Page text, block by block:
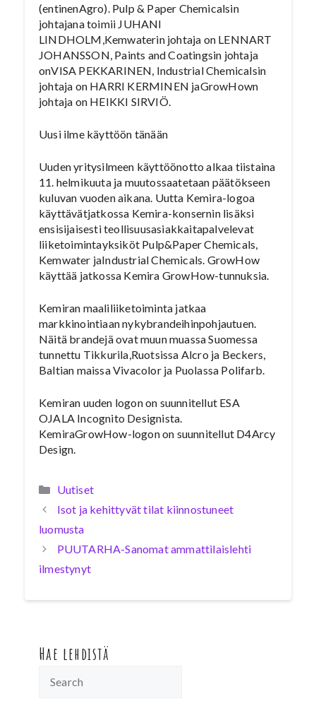
(entinenAgro). Pulp & Paper Chemicalsin
johtajana toimii JUHANI
LINDHOLM,Kemwaterin johtaja on LENNART
JOHANSSON, Paints and Coatingsin johtaja
onVISA PEKKARINEN, Industrial Chemicalsin
johtaja on HARRI KERMINEN jaGrowHown
johtaja on HEIKKI SIRVIÖ.
Uusi ilme käyttöön tänään
Uuden yritysilmeen käyttöönotto alkaa tiistaina
11. helmikuuta ja muutossaatetaan päätökseen
kuluvan vuoden aikana. Uutta Kemira-logoa
käyttävätjatkossa Kemira-konsernin lisäksi
ensisijaisesti teollisuusasiakkaitapalvelevat
liiketoimintayksiköt Pulp&Paper Chemicals,
Kemwater jaIndustrial Chemicals. GrowHow
käyttää jatkossa Kemira GrowHow-tunnuksia.
Kemiran maaliliiketoiminta jatkaa
markkinointiaan nykybrandeihinpohjautuen.
Näitä brandejä ovat muun muassa Suomessa
tunnettu Tikkurila,Ruotsissa Alcro ja Beckers,
Baltian maissa Vivacolor ja Puolassa Polifarb.
Kemiran uuden logon on suunnitellut ESA
OJALA Incognito Designista.
KemiraGrowHow-logon on suunnitellut D4Arcy
Design.
Kategoriat
Uutiset
Isot ja kehittyvät tilat kiinnostuneet
luomusta
PUUTARHA-Sanomat ammattilaislehti
ilmestynyt
Hae lehdistä